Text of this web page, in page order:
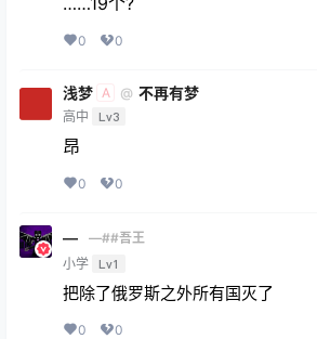
0 0
浅梦 A @ 不再有梦
高中 Lv3
昂
0 0
—
—##吾王
小学 Lv1
把除了俄罗斯之外所有国灭了
0 0